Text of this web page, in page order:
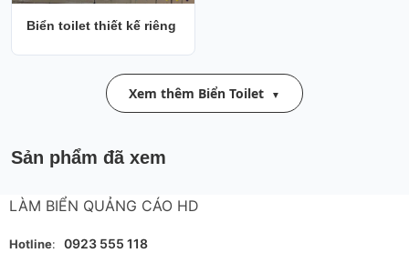
Biển toilet thiết kế riêng
Xem thêm Biển Toilet
Sản phẩm đã xem
LÀM BIỂN QUẢNG CÁO HD
Hotline: 0923 555 118